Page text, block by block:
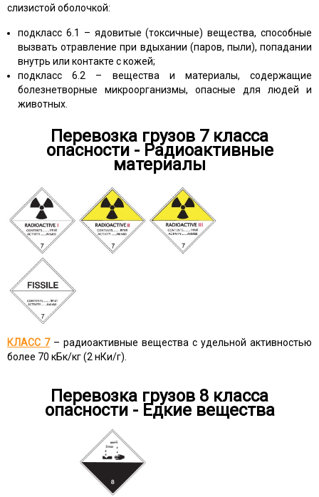
слизистой оболочкой:
подкласс 6.1 – ядовитые (токсичные) вещества, способные
вызвать отравление при вдыхании (паров, пыли), попадании
внутрь или контакте с кожей;
подкласс 6.2 – вещества и материалы, содержащие
болезнетворные микроорганизмы, опасные для людей и
животных.
Перевозка грузов 7 класса
опасности - Радиоактивные
материалы
КЛАСС 7– радиоактивные вещества с удельной активностью
более 70 кБк/кг (2 нКи/г).
Перевозка грузов 8 класса
опасности - Едкие вещества